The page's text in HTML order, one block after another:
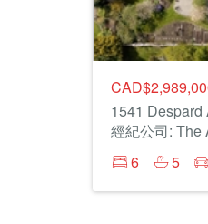
1541
經紀公司: The
6
5